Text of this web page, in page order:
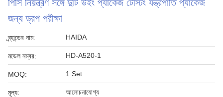
পিসি নিয়ন্ত্রণ সঙ্গে দুটি উইং প্যাকেজ টেস্টিং যন্ত্রপাতি প্যাকেজ
জন্য ড্রপ পরীক্ষা
ব্র্যান্ডের নাম: HAIDA
মডেল নম্বর: HD-A520-1
MOQ: 1 Set
মূল্য: আলোচনাযোগ্য